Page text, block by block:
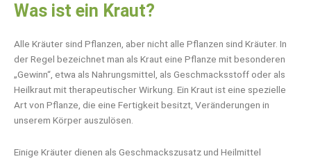
Was ist ein Kraut?
Alle Kräuter sind Pflanzen, aber nicht alle Pflanzen sind Kräuter. In
der Regel bezeichnet man als Kraut eine Pflanze mit besonderen
„Gewinn“, etwa als Nahrungsmittel, als Geschmacksstoff oder als
Heilkraut mit therapeutischer Wirkung. Ein Kraut ist eine spezielle
Art von Pflanze, die eine Fertigkeit besitzt, Veränderungen in
unserem Körper auszulösen.
Einige Kräuter dienen als Geschmackszusatz und Heilmittel